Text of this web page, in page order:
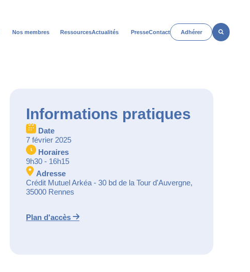
Open
Nos membres RessourcesActualitésOpen
PresseContact Adhérer Rechercher
Informations pratiques
Date
7 février 2025
Horaires
9h30 - 16h15
Adresse
Crédit Mutuel Arkéa - 30 bd de la Tour d'Auvergne,
35000 Rennes
Plan d'accès